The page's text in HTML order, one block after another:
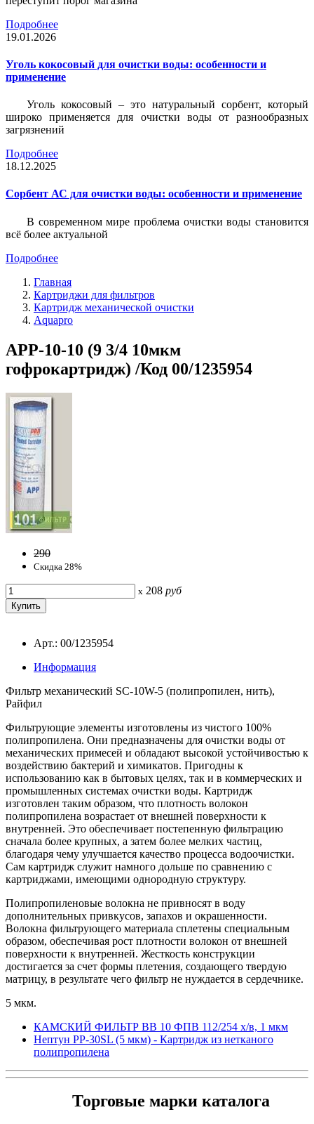
Подробнее
19.01.2026
Уголь кокосовый для очистки воды: особенности и
применение
Уголь кокосовый – это натуральный сорбент, который
широко применяется для очистки воды от разнообразных
загрязнений
Подробнее
18.12.2025
Сорбент АС для очистки воды: особенности и применение
В современном мире проблема очистки воды становится
всё более актуальной
Подробнее
Главная
Картриджи для фильтров
Картридж механической очистки
Aquapro
APP-10-10 (9 3/4 10мкм
гофрокартридж) /Код 00/1235954
290
Скидка 28%
x 208 руб
Арт.: 00/1235954
Информация
Фильтр механический SC-10W-5 (полипропилен, нить),
Райфил
Фильтрующие элементы изготовлены из чистого 100%
полипропилена. Они предназначены для очистки воды от
механических примесей и обладают высокой устойчивостью к
воздействию бактерий и химикатов. Пригодны к
использованию как в бытовых целях, так и в коммерческих и
промышленных системах очистки воды. Картридж
изготовлен таким образом, что плотность волокон
полипропилена возрастает от внешней поверхности к
внутренней. Это обеспечивает постепенную фильтрацию
сначала более крупных, а затем более мелких частиц,
благодаря чему улучшается качество процесса водоочистки.
Сам картридж служит намного дольше по сравнению с
картриджами, имеющими однородную структуру.
Полипропиленовые волокна не привносят в воду
дополнительных привкусов, запахов и окрашенности.
Волокна фильтрующего материала сплетены специальным
образом, обеспечивая рост плотности волокон от внешней
поверхности к внутренней. Жесткость конструкции
достигается за счет формы плетения, создающего твердую
матрицу, в результате чего фильтр не нуждается в сердечнике.
5 мкм.
КАМСКИЙ ФИЛЬТР ВВ 10 ФПВ 112/254 х/в, 1 мкм
Нептун PP-30SL (5 мкм) - Картридж из нетканого
полипропилена
Торговые марки каталога